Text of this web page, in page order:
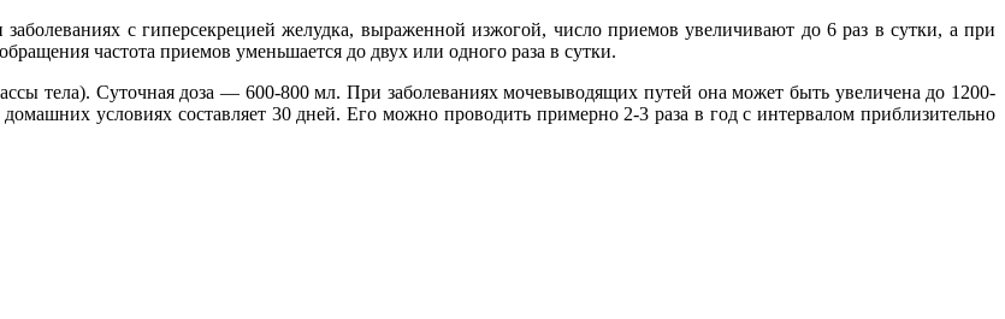
с гиперсекрецией желудка, выраженной изжогой, число приемов увеличивают до 6 раз в сутки, а при
частота приемов уменьшается до двух или одного раза в сутки.
тела). Суточная доза — 600-800 мл. При заболеваниях мочевыводящих путей она может быть увеличена до 1200-
условиях составляет 30 дней. Его можно проводить примерно 2-3 раза в год с интервалом приблизительно